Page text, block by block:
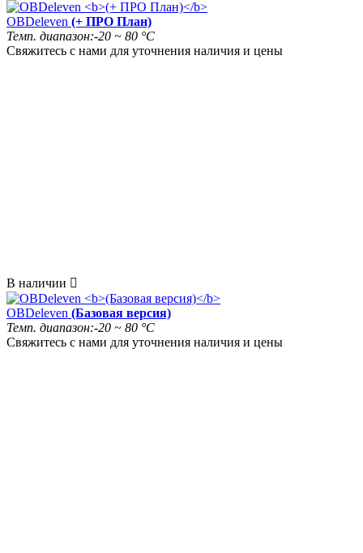
OBDeleven (+ ПРО План)
Темп. диапазон:-20 ~ 80 °C
Свяжитесь с нами для уточнения наличия и цены
В наличии 
OBDeleven (Базовая версия)
Темп. диапазон:-20 ~ 80 °C
Свяжитесь с нами для уточнения наличия и цены